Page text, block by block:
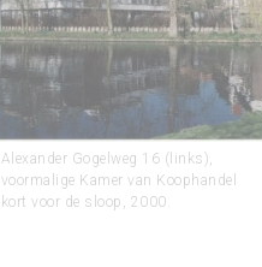
Alexander Gogelweg 16 (links),
voormalige Kamer van Koophandel
kort voor de sloop, 2000.